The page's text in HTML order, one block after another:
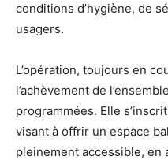
conditions d’hygiène, de
usagers.
L’opération, toujours en
l’achèvement de
programmées. Elle
visant à offrir un espace
pleinement accessible, en